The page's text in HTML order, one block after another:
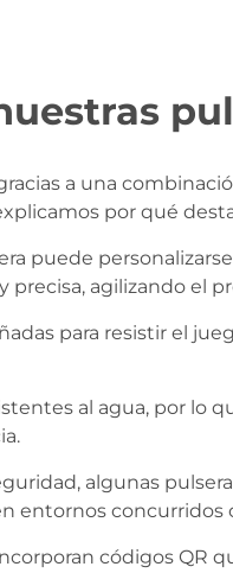
a una
por qué
puede
agilizando el
para resistir el
al agua, por lo
algunas
entornos concurridos
códigos QR